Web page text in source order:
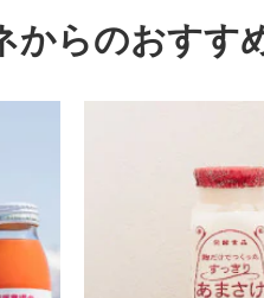
からのおすす